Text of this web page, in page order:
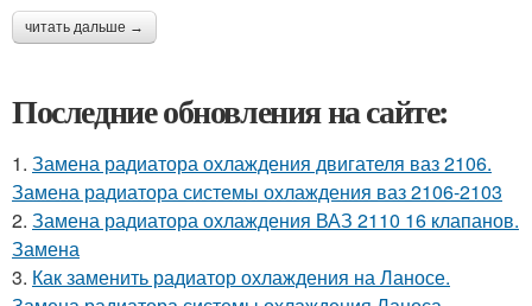
читать дальше →
Последние обновления на сайте:
1. Замена радиатора охлаждения двигателя ваз 2106.
Замена радиатора системы охлаждения ваз 2106-2103
2. Замена радиатора охлаждения ВАЗ 2110 16 клапанов.
Замена
3. Как заменить радиатор охлаждения на Ланосе.